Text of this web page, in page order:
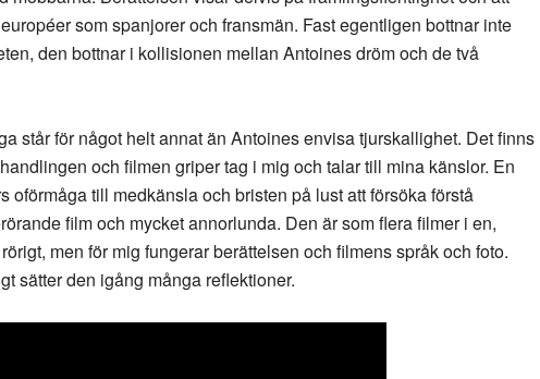
som spanjorer och fransmän. Fast egentligen bottnar inte
den bottnar i kollisionen mellan Antoines dröm och de två
står för något helt annat än Antoines envisa tjurskallighet. Det finns
och filmen griper tag i mig och talar till mina känslor. En
oförmåga till medkänsla och bristen på lust att försöka förstå
film och mycket annorlunda. Den är som flera filmer i en,
men för mig fungerar berättelsen och filmens språk och foto.
sätter den igång många reflektioner.